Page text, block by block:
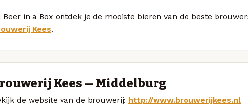
Beer in a Box ontdek je de mooiste bieren van de beste
Kees.
Kees — Middelburg
de website van de brouwerij: http://www.brouwerijkees.nl